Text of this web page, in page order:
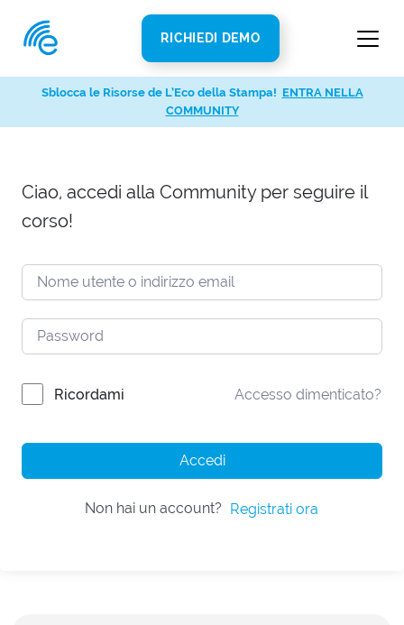
RICHIEDI DEMO
Ciao, accedi alla Community per seguire il
corso!
Ricordami Accesso dimenticato?
Accedi
Non hai un account? Registrati ora
Sblocca le Risorse de L’Eco della Stampa! ENTRA NELLA
COMMUNITY